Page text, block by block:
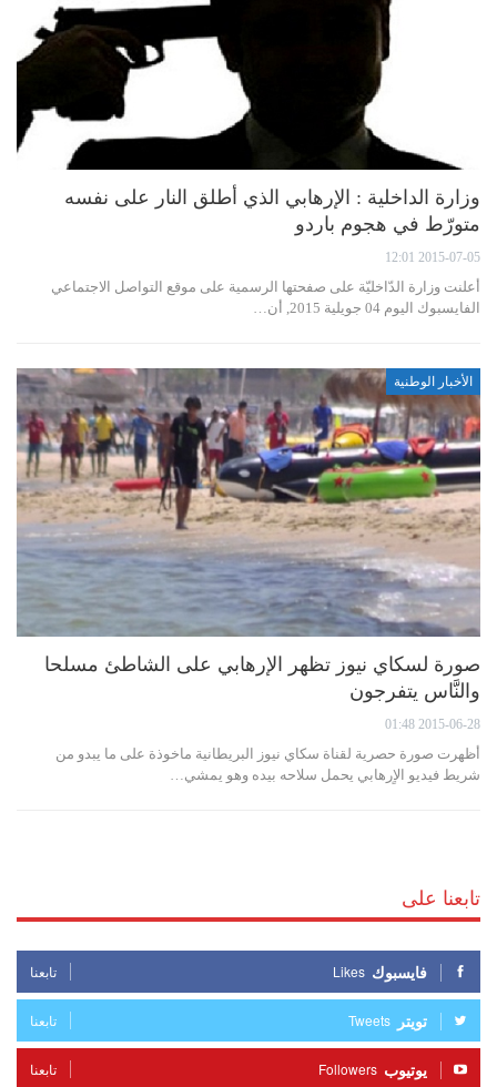
وزارة الداخلية : الإرهابي الذي أطلق النار على نفسه
متورّط في هجوم باردو
2015-07-05 12:01
أعلنت وزارة الدّاخليّة على صفحتها الرسمية على موقع التواصل الاجتماعي
الفايسبوك اليوم 04 جويلية 2015, أن…
الأخبار الوطنية
صورة لسكاي نيوز تظهر الإرهابي على الشاطئ مسلحا
والنَّاس يتفرجون
2015-06-28 01:48
أظهرت صورة حصرية لقناة سكاي نيوز البريطانية ماخوذة على ما يبدو من
شريط فيديو الاٍرهابي يحمل سلاحه بيده وهو يمشي…
تابعنا على
فايسبوك Likes تابعنا
تويتر Tweets تابعنا
يوتيوب Followers تابعنا